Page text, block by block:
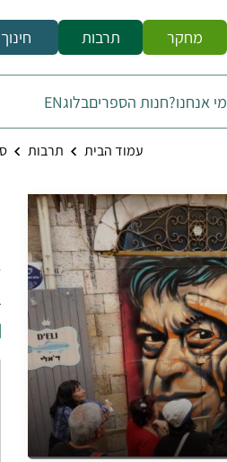
מחקר תרבות חינוך
מי אנחנו?חנות הספריםבלוגEN
עמוד הבית תרבות